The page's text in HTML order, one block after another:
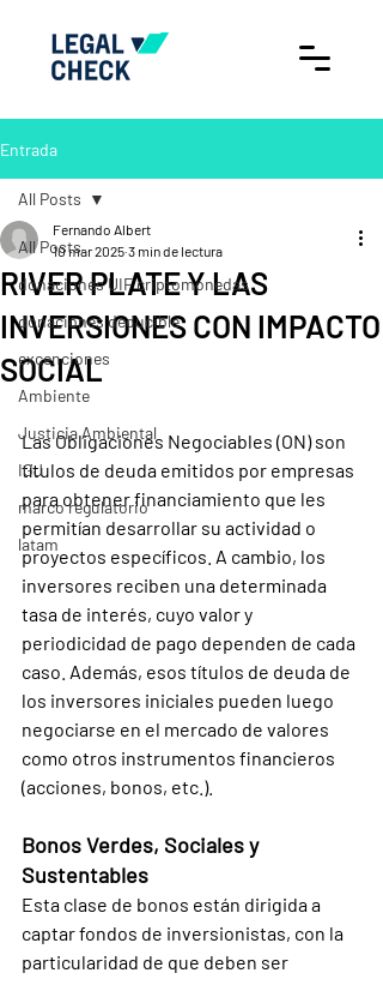
Entrada
All Posts
donaciones UIF criptomonedas
donaciones deducible
excenciones
Ambiente
Justicia Ambiental
IGJ
marco regulatorio
latam
All Posts
RIVER PLATE Y LAS
INVERSIONES CON IMPACTO
SOCIAL
Fernando Albert
10 mar 2025 3 min de lectura
Las Obligaciones Negociables (ON) son
títulos de deuda emitidos por empresas
para obtener financiamiento que les
permitían desarrollar su actividad o
proyectos específicos. A cambio, los
inversores reciben una determinada
tasa de interés, cuyo valor y
periodicidad de pago dependen de cada
caso. Además, esos títulos de deuda de
los inversores iniciales pueden luego
negociarse en el mercado de valores
como otros instrumentos financieros
(acciones, bonos, etc.).
Bonos Verdes, Sociales y
Sustentables
Esta clase de bonos están dirigida a
captar fondos de inversionistas, con la
particularidad de que deben ser